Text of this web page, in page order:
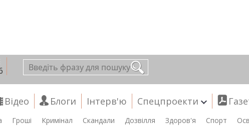
Відео Блоги Інтерв'ю Спецпроекти
Гроші Кримінал Скандали Дозвілля Здоров'я Спорт